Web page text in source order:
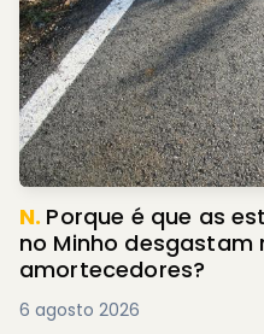
N. Porque é que as
no Minho desgastam
amortecedores?
6 agosto 2026